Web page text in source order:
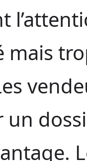
mais
un